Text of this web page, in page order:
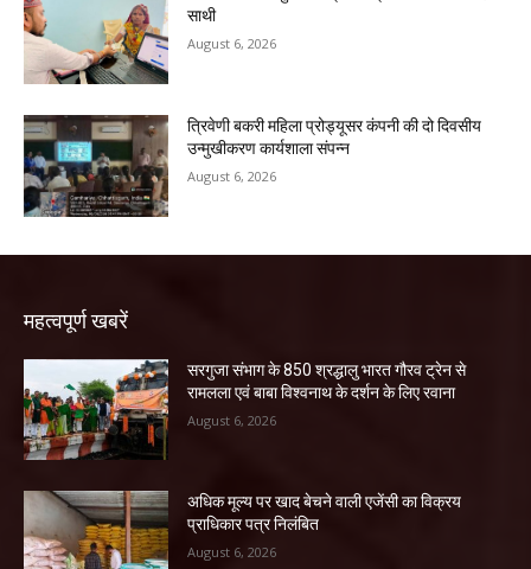
साथी
August 6, 2026
त्रिवेणी बकरी महिला प्रोड्यूसर कंपनी की दो दिवसीय
उन्मुखीकरण कार्यशाला संपन्न
August 6, 2026
महत्वपूर्ण खबरें
सरगुजा संभाग के 850 श्रद्धालु भारत गौरव ट्रेन से
रामलला एवं बाबा विश्वनाथ के दर्शन के लिए रवाना
August 6, 2026
अधिक मूल्य पर खाद बेचने वाली एजेंसी का विक्रय
प्राधिकार पत्र निलंबित
August 6, 2026